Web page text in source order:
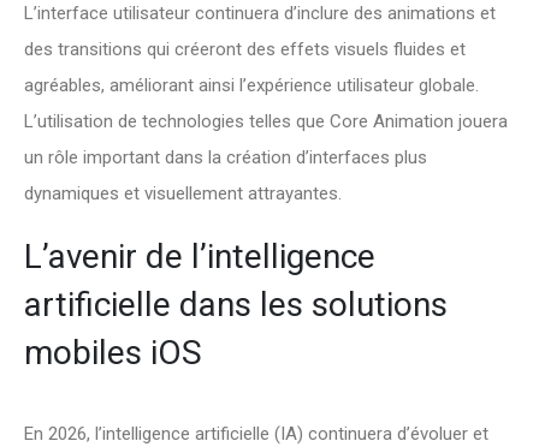
L’interface utilisateur continuera d’inclure des animations et
des transitions qui créeront des effets visuels fluides et
agréables, améliorant ainsi l’expérience utilisateur globale.
L’utilisation de technologies telles que Core Animation jouera
un rôle important dans la création d’interfaces plus
dynamiques et visuellement attrayantes.
L’avenir de l’intelligence
artificielle dans les solutions
mobiles iOS
En 2026, l’intelligence artificielle (IA) continuera d’évoluer et